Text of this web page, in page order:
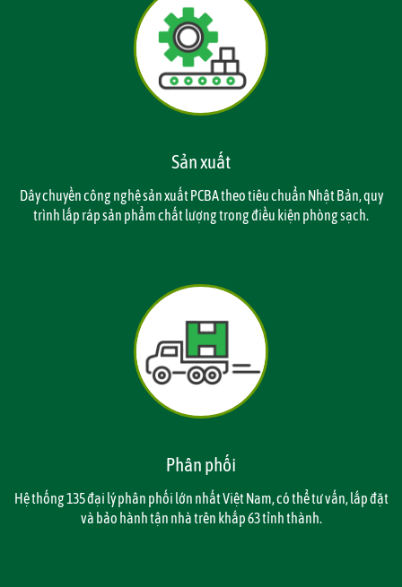
Sản xuất
Dây chuyền công nghệ sản xuất PCBA theo tiêu chuẩn Nhật Bản, quy
trình lắp ráp sản phẩm chất lượng trong điều kiện phòng sạch.
Phân phối
Hệ thống 135 đại lý phân phối lớn nhất Việt Nam, có thể tư vấn, lắp đặt
và bảo hành tận nhà trên khắp 63 tỉnh thành.